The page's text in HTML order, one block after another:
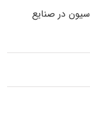
در صنایع